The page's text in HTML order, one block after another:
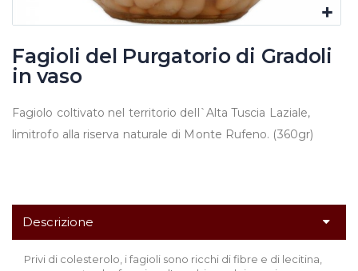
Fagioli del Purgatorio di Gradoli
in vaso
Fagiolo coltivato nel territorio dell`Alta Tuscia Laziale,
limitrofo alla riserva naturale di Monte Rufeno. (360gr)
Descrizione
Privi di colesterolo, i fagioli sono ricchi di fibre e di lecitina,